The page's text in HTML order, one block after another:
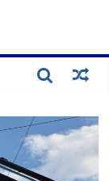
privado para
del SEN